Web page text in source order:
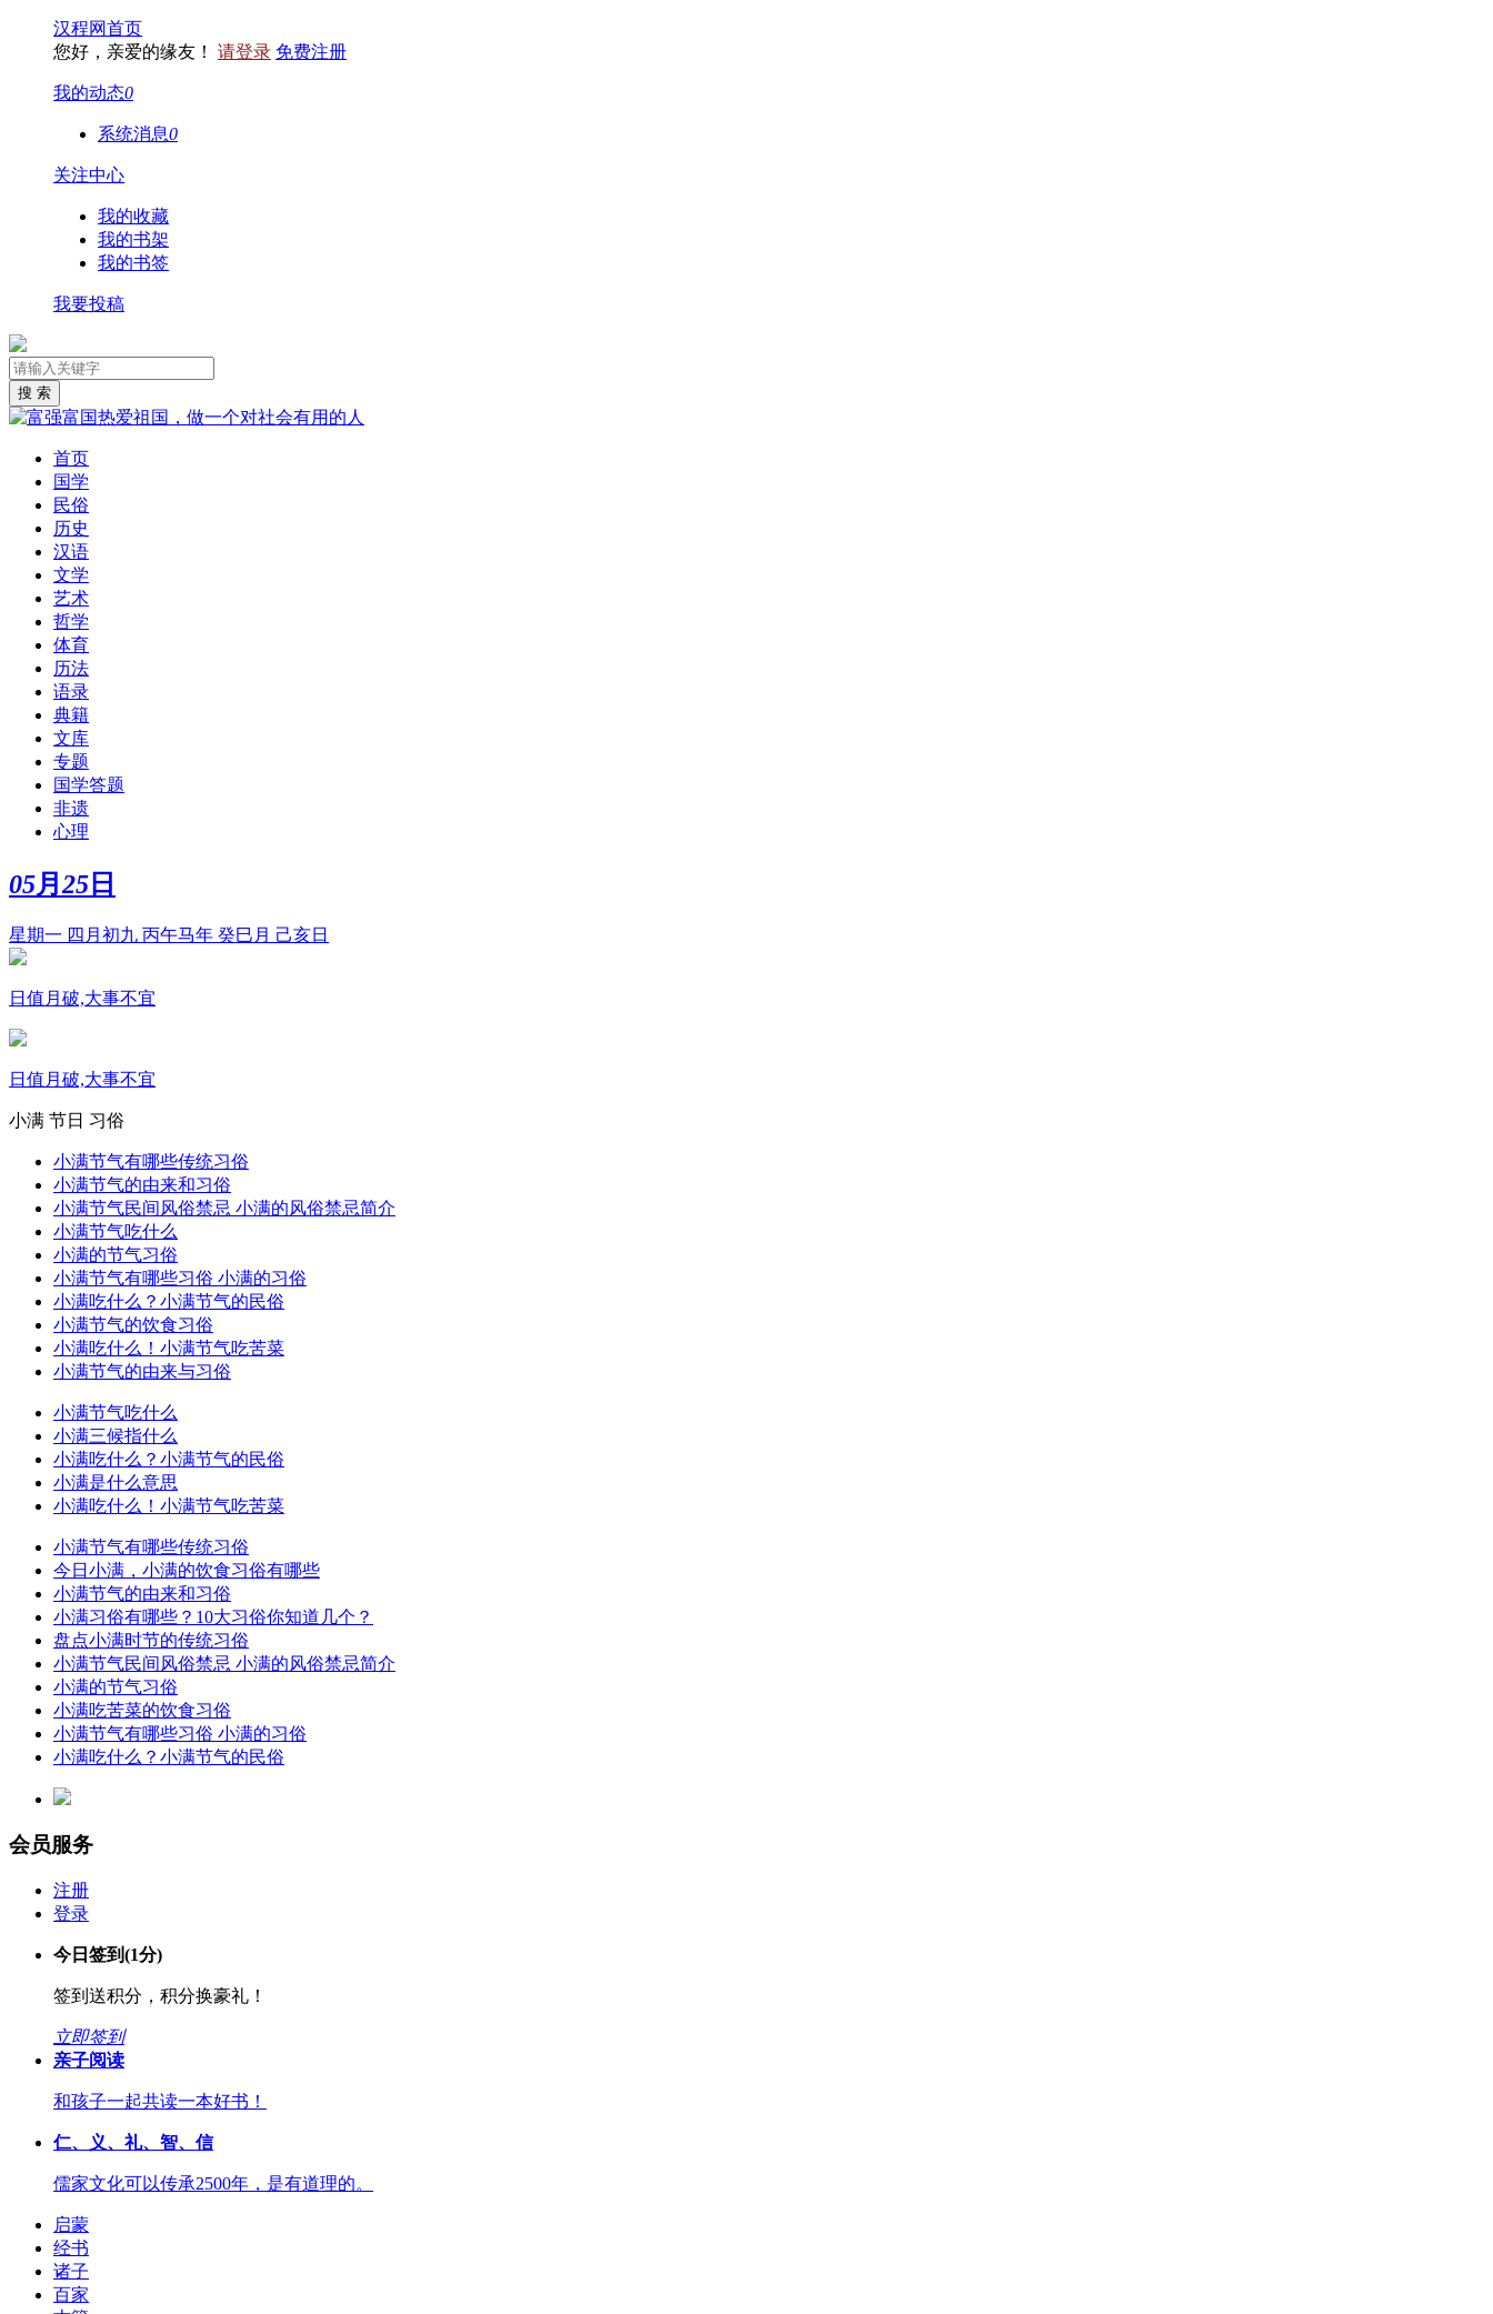
汉程网首页
您好，亲爱的缘友！ 请登录 免费注册
我的动态0
系统消息0
关注中心
我的收藏
我的书架
我的书签
我要投稿
首页
国学
民俗
历史
汉语
文学
艺术
哲学
体育
历法
语录
典籍
文库
专题
国学答题
非遗
心理
05月 25 日
星期一 四月初九 丙午马年 癸巳月 己亥日
日值月破,大事不宜
日值月破,大事不宜
小满 节日 习俗
小满节气有哪些传统习俗
小满节气的由来和习俗
小满节气民间风俗禁忌 小满的风俗禁忌简介
小满节气吃什么
小满的节气习俗
小满节气有哪些习俗 小满的习俗
小满吃什么？小满节气的民俗
小满节气的饮食习俗
小满吃什么！小满节气吃苦菜
小满节气的由来与习俗
小满节气吃什么
小满三候指什么
小满吃什么？小满节气的民俗
小满是什么意思
小满吃什么！小满节气吃苦菜
小满节气有哪些传统习俗
今日小满，小满的饮食习俗有哪些
小满节气的由来和习俗
小满习俗有哪些？10大习俗你知道几个？
盘点小满时节的传统习俗
小满节气民间风俗禁忌 小满的风俗禁忌简介
小满的节气习俗
小满吃苦菜的饮食习俗
小满节气有哪些习俗 小满的习俗
小满吃什么？小满节气的民俗
会员服务
注册
登录
今日签到(1分)
签到送积分，积分换豪礼！
立即签到
亲子阅读
和孩子一起共读一本好书！
仁、义、礼、智、信
儒家文化可以传承2500年，是有道理的。
启蒙
经书
诸子
百家